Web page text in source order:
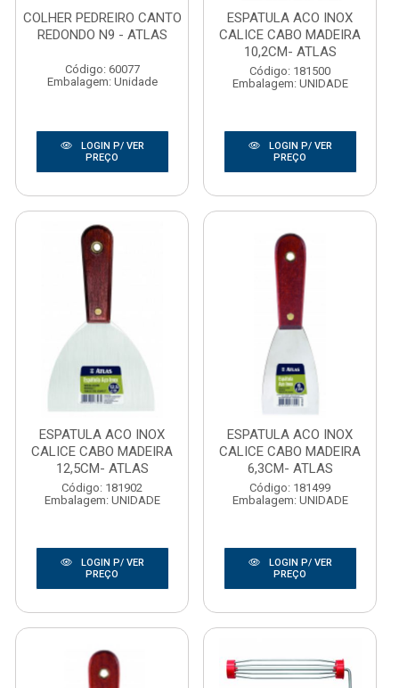
COLHER PEDREIRO CANTO
REDONDO N9 - ATLAS
Código: 60077
Embalagem: Unidade
LOGIN P/ VER
PREÇO
ESPATULA ACO INOX
CALICE CABO MADEIRA
10,2CM- ATLAS
Código: 181500
Embalagem: UNIDADE
LOGIN P/ VER
PREÇO
ESPATULA ACO INOX
CALICE CABO MADEIRA
12,5CM- ATLAS
Código: 181902
Embalagem: UNIDADE
LOGIN P/ VER
PREÇO
ESPATULA ACO INOX
CALICE CABO MADEIRA
6,3CM- ATLAS
Código: 181499
Embalagem: UNIDADE
LOGIN P/ VER
PREÇO